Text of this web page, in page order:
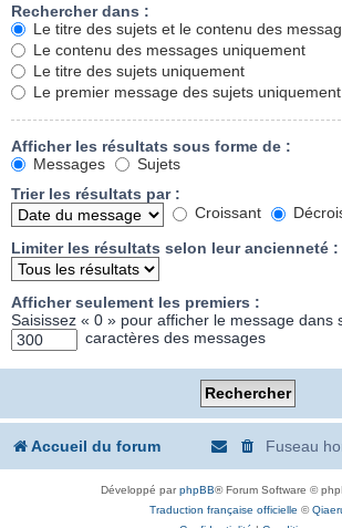
Rechercher dans :
Le titre des sujets et le contenu des
Le contenu des messages uniquement
Le titre des sujets uniquement
Le premier message des sujets uniquement
Afficher les résultats sous forme de :
Messages
Sujets
Trier les résultats par :
Croissant
Limiter les résultats selon leur ancienneté :
Afficher seulement les premiers :
Saisissez « 0 » pour afficher le message dans
caractères des messages
Accueil du forum Fuseau
Développé parphpBB® Forum Software ©
Traduction française officielle ©